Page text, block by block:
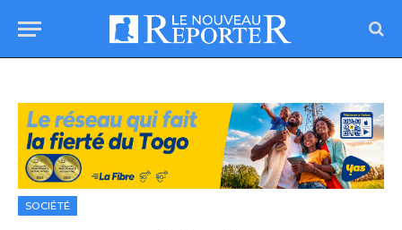
SOCIÉTÉ